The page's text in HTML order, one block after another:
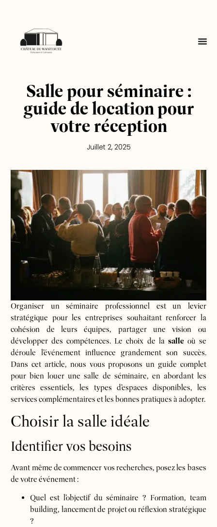
Salle pour séminaire :
guide de location pour
votre réception
Juillet 2, 2025
Organiser un séminaire professionnel est un levier
stratégique pour les entreprises souhaitant renforcer la
cohésion de leurs équipes, partager une vision ou
développer des compétences. Le choix de la salleoù se
déroule l’événement influence grandement son succès.
Dans cet article, nous vous proposons un guide complet
pour bien louer une salle de séminaire, en abordant les
critères essentiels, les types d’espaces disponibles, les
services complémentaires et les bonnes pratiques à adopter.
Choisir la salle idéale
Identifier vos besoins
Avant même de commencer vos recherches, posez les bases
de votre événement :
Quel est l’objectif du séminaire ? Formation, team
building, lancement de projet ou réflexion stratégique
?